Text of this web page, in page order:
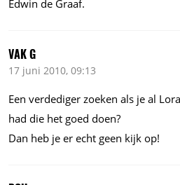
Edwin de Graaf.
VAK G
17 juni 2010, 09:13
Een verdediger zoeken als je al
had die het goed doen?
Dan heb je er echt geen kijk op!